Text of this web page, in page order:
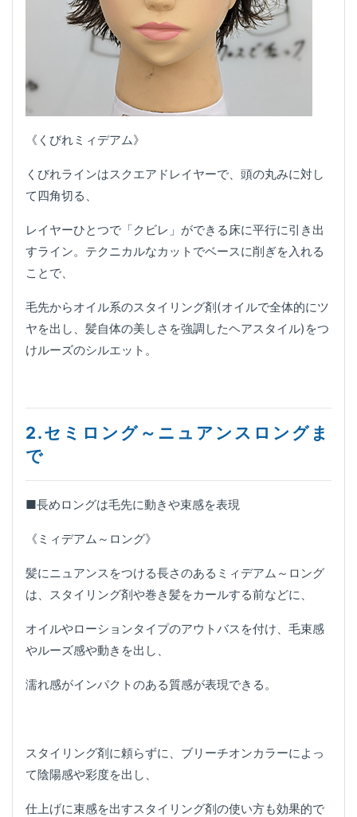
《くびれミィデアム》
くびれラインはスクエアドレイヤーで、頭の丸みに対し
て四角切る、
レイヤーひとつで「クビレ」ができる床に平行に引き出
すライン。テクニカルなカットでベースに削ぎを入れる
ことで、
毛先からオイル系のスタイリング剤(オイルで全体的にツ
ヤを出し、髪自体の美しさを強調したヘアスタイル)をつ
けルーズのシルエット。
2.セミロング～ニュアンスロングま
で
■長めロングは毛先に動きや束感を表現
《ミィデアム～ロング》
髪にニュアンスをつける長さのあるミィデアム～ロング
は、スタイリング剤や巻き髪をカールする前などに、
オイルやローションタイプのアウトバスを付け、毛束感
やルーズ感や動きを出し、
濡れ感がインパクトのある質感が表現できる。
スタイリング剤に頼らずに、ブリーチオンカラーによっ
て陰陽感や彩度を出し、
仕上げに束感を出すスタイリング剤の使い方も効果的で